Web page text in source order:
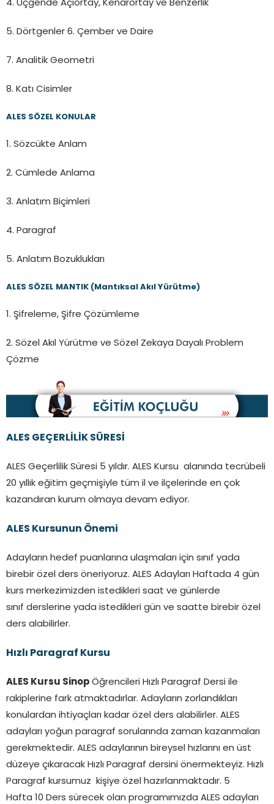
4. Üçgende Açıortay, Kenarortay ve Benzerlik
5. Dörtgenler 6. Çember ve Daire
7. Analitik Geometri
8. Katı Cisimler
ALES SÖZEL KONULAR
1. Sözcükte Anlam
2. Cümlede Anlama
3. Anlatım Biçimleri
4. Paragraf
5. Anlatım Bozuklukları
ALES SÖZEL MANTIK (Mantıksal Akıl Yürütme)
1. Şifreleme, Şifre Çözümleme
2. Sözel Akıl Yürütme ve Sözel Zekaya Dayalı Problem
Çözme
ALES GEÇERLİLİK SÜRESİ
ALES Geçerlilik Süresi 5 yıldır. ALES Kursu alanında tecrübeli
20 yıllık eğitim geçmişiyle tüm il ve ilçelerinde en çok
kazandıran kurum olmaya devam ediyor.
ALES Kursunun Önemi
Adayların hedef puanlarına ulaşmaları için sınıf yada
birebir özel ders öneriyoruz. ALES Adayları Haftada 4 gün
kurs merkezimizden istedikleri saat ve günlerde
sınıf derslerine yada istedikleri gün ve saatte birebir özel
ders alabilirler.
Hızlı Paragraf Kursu
ALES Kursu Sinop Öğrencileri Hızlı Paragraf Dersi ile
rakiplerine fark atmaktadırlar. Adayların zorlandıkları
konulardan ihtiyaçları kadar özel ders alabilirler. ALES
adayları yoğun paragraf sorularında zaman kazanmaları
gerekmektedir. ALES adaylarının bireysel hızlarını en üst
düzeye çıkaracak Hızlı Paragraf dersini önermekteyiz. Hızlı
Paragraf kursumuz kişiye özel hazırlanmaktadır. 5
Hafta 10 Ders sürecek olan programımızda ALES adayları